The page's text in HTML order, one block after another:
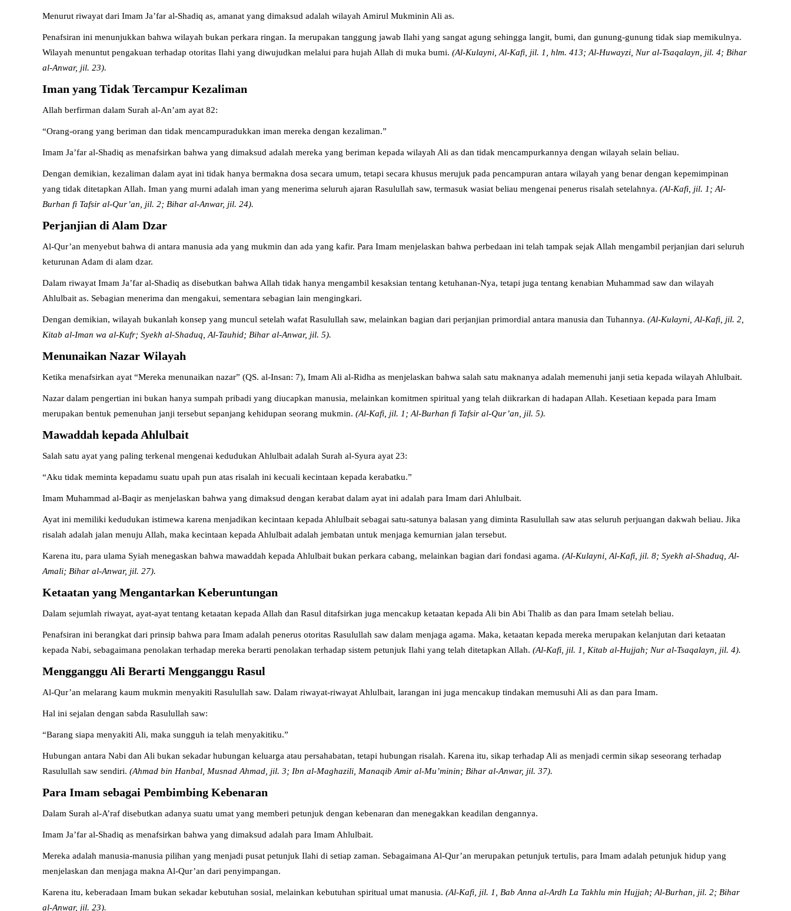
Menurut riwayat dari Imam Ja’far al-Shadiq as, amanat yang dimaksud adalah wilayah Amirul Mukminin Ali as.
Penafsiran ini menunjukkan bahwa wilayah bukan perkara ringan. Ia merupakan tanggung jawab Ilahi yang sangat agung sehingga langit, bumi, dan gunung-gunung tidak siap memikulnya.
Wilayah menuntut pengakuan terhadap otoritas Ilahi yang diwujudkan melalui para hujah Allah di muka bumi. (Al-Kulayni, Al-Kafi, jil. 1, hlm. 413; Al-Huwayzi, Nur al-Tsaqalayn, jil. 4; Bihar
al-Anwar, jil. 23).
Iman yang Tidak Tercampur Kezaliman
Allah berfirman dalam Surah al-An’am ayat 82:
“Orang-orang yang beriman dan tidak mencampuradukkan iman mereka dengan kezaliman.”
Imam Ja’far al-Shadiq as menafsirkan bahwa yang dimaksud adalah mereka yang beriman kepada wilayah Ali as dan tidak mencampurkannya dengan wilayah selain beliau.
Dengan demikian, kezaliman dalam ayat ini tidak hanya bermakna dosa secara umum, tetapi secara khusus merujuk pada pencampuran antara wilayah yang benar dengan kepemimpinan
yang tidak ditetapkan Allah. Iman yang murni adalah iman yang menerima seluruh ajaran Rasulullah saw, termasuk wasiat beliau mengenai penerus risalah setelahnya. (Al-Kafi, jil. 1; Al-
Burhan fi Tafsir al-Qur’an, jil. 2; Bihar al-Anwar, jil. 24).
Perjanjian di Alam Dzar
Al-Qur’an menyebut bahwa di antara manusia ada yang mukmin dan ada yang kafir. Para Imam menjelaskan bahwa perbedaan ini telah tampak sejak Allah mengambil perjanjian dari seluruh
keturunan Adam di alam dzar.
Dalam riwayat Imam Ja’far al-Shadiq as disebutkan bahwa Allah tidak hanya mengambil kesaksian tentang ketuhanan-Nya, tetapi juga tentang kenabian Muhammad saw dan wilayah
Ahlulbait as. Sebagian menerima dan mengakui, sementara sebagian lain mengingkari.
Dengan demikian, wilayah bukanlah konsep yang muncul setelah wafat Rasulullah saw, melainkan bagian dari perjanjian primordial antara manusia dan Tuhannya. (Al-Kulayni, Al-Kafi, jil. 2,
Kitab al-Iman wa al-Kufr; Syekh al-Shaduq, Al-Tauhid; Bihar al-Anwar, jil. 5).
Menunaikan Nazar Wilayah
Ketika menafsirkan ayat “Mereka menunaikan nazar” (QS. al-Insan: 7), Imam Ali al-Ridha as menjelaskan bahwa salah satu maknanya adalah memenuhi janji setia kepada wilayah Ahlulbait.
Nazar dalam pengertian ini bukan hanya sumpah pribadi yang diucapkan manusia, melainkan komitmen spiritual yang telah diikrarkan di hadapan Allah. Kesetiaan kepada para Imam
merupakan bentuk pemenuhan janji tersebut sepanjang kehidupan seorang mukmin. (Al-Kafi, jil. 1; Al-Burhan fi Tafsir al-Qur’an, jil. 5).
Mawaddah kepada Ahlulbait
Salah satu ayat yang paling terkenal mengenai kedudukan Ahlulbait adalah Surah al-Syura ayat 23:
“Aku tidak meminta kepadamu suatu upah pun atas risalah ini kecuali kecintaan kepada kerabatku.”
Imam Muhammad al-Baqir as menjelaskan bahwa yang dimaksud dengan kerabat dalam ayat ini adalah para Imam dari Ahlulbait.
Ayat ini memiliki kedudukan istimewa karena menjadikan kecintaan kepada Ahlulbait sebagai satu-satunya balasan yang diminta Rasulullah saw atas seluruh perjuangan dakwah beliau. Jika
risalah adalah jalan menuju Allah, maka kecintaan kepada Ahlulbait adalah jembatan untuk menjaga kemurnian jalan tersebut.
Karena itu, para ulama Syiah menegaskan bahwa mawaddah kepada Ahlulbait bukan perkara cabang, melainkan bagian dari fondasi agama. (Al-Kulayni, Al-Kafi, jil. 8; Syekh al-Shaduq, Al-
Amali; Bihar al-Anwar, jil. 27).
Ketaatan yang Mengantarkan Keberuntungan
Dalam sejumlah riwayat, ayat-ayat tentang ketaatan kepada Allah dan Rasul ditafsirkan juga mencakup ketaatan kepada Ali bin Abi Thalib as dan para Imam setelah beliau.
Penafsiran ini berangkat dari prinsip bahwa para Imam adalah penerus otoritas Rasulullah saw dalam menjaga agama. Maka, ketaatan kepada mereka merupakan kelanjutan dari ketaatan
kepada Nabi, sebagaimana penolakan terhadap mereka berarti penolakan terhadap sistem petunjuk Ilahi yang telah ditetapkan Allah. (Al-Kafi, jil. 1, Kitab al-Hujjah; Nur al-Tsaqalayn, jil. 4).
Mengganggu Ali Berarti Mengganggu Rasul
Al-Qur’an melarang kaum mukmin menyakiti Rasulullah saw. Dalam riwayat-riwayat Ahlulbait, larangan ini juga mencakup tindakan memusuhi Ali as dan para Imam.
Hal ini sejalan dengan sabda Rasulullah saw:
“Barang siapa menyakiti Ali, maka sungguh ia telah menyakitiku.”
Hubungan antara Nabi dan Ali bukan sekadar hubungan keluarga atau persahabatan, tetapi hubungan risalah. Karena itu, sikap terhadap Ali as menjadi cermin sikap seseorang terhadap
Rasulullah saw sendiri. (Ahmad bin Hanbal, Musnad Ahmad, jil. 3; Ibn al-Maghazili, Manaqib Amir al-Mu’minin; Bihar al-Anwar, jil. 37).
Para Imam sebagai Pembimbing Kebenaran
Dalam Surah al-A’raf disebutkan adanya suatu umat yang memberi petunjuk dengan kebenaran dan menegakkan keadilan dengannya.
Imam Ja’far al-Shadiq as menafsirkan bahwa yang dimaksud adalah para Imam Ahlulbait.
Mereka adalah manusia-manusia pilihan yang menjadi pusat petunjuk Ilahi di setiap zaman. Sebagaimana Al-Qur’an merupakan petunjuk tertulis, para Imam adalah petunjuk hidup yang
menjelaskan dan menjaga makna Al-Qur’an dari penyimpangan.
Karena itu, keberadaan Imam bukan sekadar kebutuhan sosial, melainkan kebutuhan spiritual umat manusia. (Al-Kafi, jil. 1, Bab Anna al-Ardh La Takhlu min Hujjah; Al-Burhan, jil. 2; Bihar
al-Anwar, jil. 23).